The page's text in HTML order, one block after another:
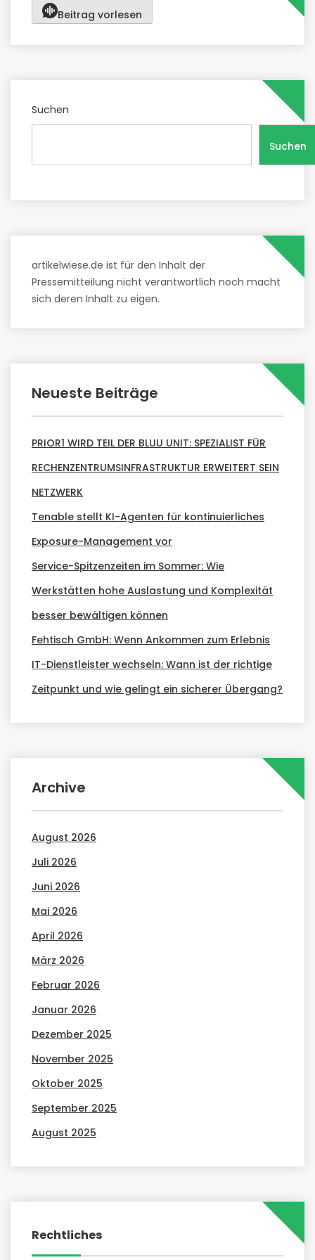
Beitrag vorlesen
Suchen
Suchen
artikelwiese.de ist für den Inhalt der
Pressemitteilung nicht verantwortlich noch macht
sich deren Inhalt zu eigen.
Neueste Beiträge
PRIOR1 WIRD TEIL DER BLUU UNIT: SPEZIALIST FÜR
RECHENZENTRUMSINFRASTRUKTUR ERWEITERT SEIN
NETZWERK
Tenable stellt KI-Agenten für kontinuierliches
Exposure-Management vor
Service-Spitzenzeiten im Sommer: Wie
Werkstätten hohe Auslastung und Komplexität
besser bewältigen können
Fehtisch GmbH: Wenn Ankommen zum Erlebnis
IT-Dienstleister wechseln: Wann ist der richtige
Zeitpunkt und wie gelingt ein sicherer Übergang?
Archive
August 2026
Juli 2026
Juni 2026
Mai 2026
April 2026
März 2026
Februar 2026
Januar 2026
Dezember 2025
November 2025
Oktober 2025
September 2025
August 2025
Rechtliches